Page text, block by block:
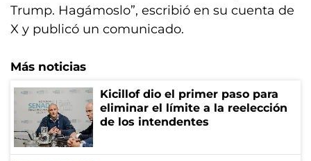
Trump. Hagámoslo”, escribió en su cuenta de
X y publicó un comunicado.
Más noticias
Kicillof dio el primer paso para
eliminar el límite a la reelección
de los intendentes